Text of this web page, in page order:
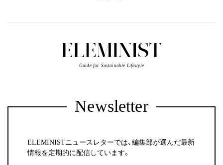
Guide for Sustainable Lifestyle
Newsletter
ELEMINISTニュースレターでは、編集部が選んだ最新
情報を定期的に配信しています。